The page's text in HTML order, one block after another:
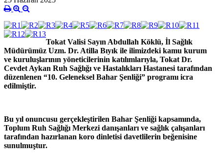
Tokat Valisi Sayın Abdullah Köklü, İl Sağlık
Müdürümüz Uzm. Dr. Atilla Bıyık ile ilimizdeki kamu kurum
ve kuruluşlarının yöneticilerinin katılımlarıyla, Tokat Dr.
Cevdet Aykan Ruh Sağlığı ve Hastalıkları Hastanesi tarafından
düzenlenen “10. Geleneksel Bahar Şenliği” programı icra
edilmiştir.
Bu yıl onuncusu gerçekleştirilen Bahar Şenliği kapsamında,
Toplum Ruh Sağlığı Merkezi danışanları ve sağlık çalışanları
tarafından hazırlanan koro dinletisi davetlilerin beğenisine
sunulmuştur.